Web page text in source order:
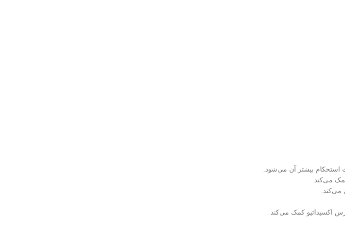
استحکام بیشتر آن می‌شود.
می‌کند.
اکسیداتیو کمک می‌کند